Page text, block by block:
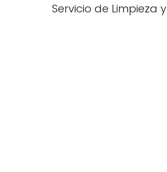
Servicio de Limpieza y